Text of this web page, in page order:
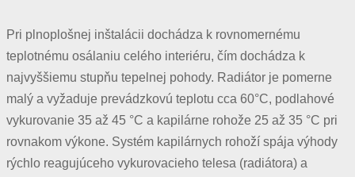
Pri plnoplošnej inštalácii dochádza k rovnomernému
teplotnému osálaniu celého interiéru, čím dochádza k
najvyššiemu stupňu tepelnej pohody. Radiátor je pomerne
malý a vyžaduje prevádzkovú teplotu cca 60°C, podlahové
vykurovanie 35 až 45 °C a kapilárne rohože 25 až 35 °C pri
rovnakom výkone. Systém kapilárnych rohoží spája výhody
rýchlo reagujúceho vykurovacieho telesa (radiátora) a